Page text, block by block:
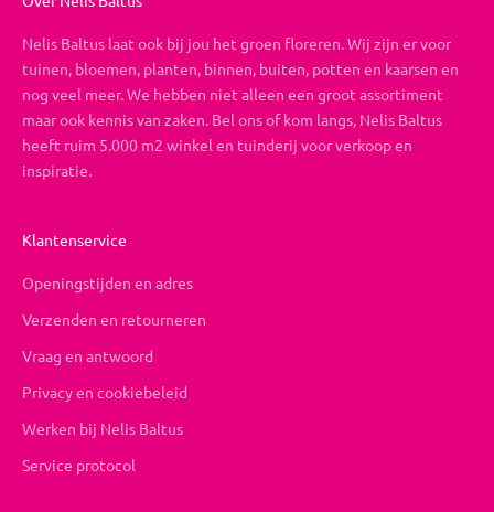
Nelis Baltus laat ook bij jou het groen floreren. Wij zijn er voor
tuinen, bloemen, planten, binnen, buiten, potten en kaarsen en
nog veel meer. We hebben niet alleen een groot assortiment
maar ook kennis van zaken. Bel ons of kom langs, Nelis Baltus
heeft ruim 5.000 m2 winkel en tuinderij voor verkoop en
inspiratie.
Klantenservice
Openingstijden en adres
Verzenden en retourneren
Vraag en antwoord
Privacy en cookiebeleid
Werken bij Nelis Baltus
Service protocol